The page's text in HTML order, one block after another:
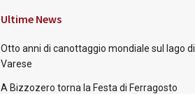
Ultime News
Otto anni di canottaggio mondiale sul lago di
Varese
A Bizzozero torna la Festa di Ferragosto